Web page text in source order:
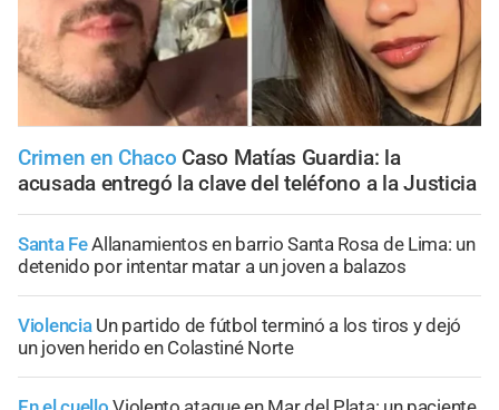
Crimen en Chaco Caso Matías Guardia: la
acusada entregó la clave del teléfono a la Justicia
Santa FeAllanamientos en barrio Santa Rosa de Lima: un
detenido por intentar matar a un joven a balazos
Violencia Un partido de fútbol terminó a los tiros y dejó
un joven herido en Colastiné Norte